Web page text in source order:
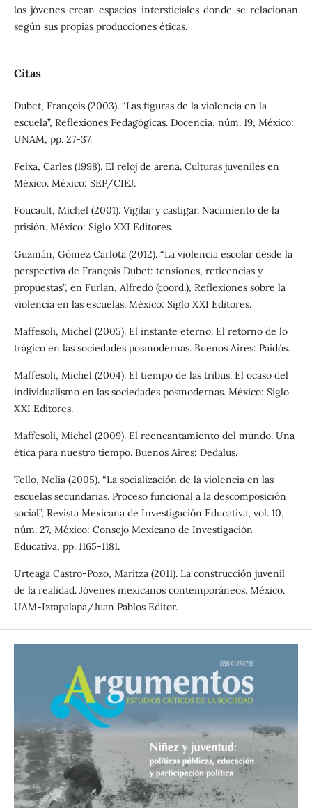
los jóvenes crean espacios intersticiales donde se relacionan
según sus propias producciones éticas.
Citas
Dubet, François (2003). “Las figuras de la violencia en la
escuela”, Reflexiones Pedagógicas. Docencia, núm. 19, México:
UNAM, pp. 27-37.
Feixa, Carles (1998). El reloj de arena. Culturas juveniles en
México. México: SEP/CIEJ.
Foucault, Michel (2001). Vigilar y castigar. Nacimiento de la
prisión. México: Siglo XXI Editores.
Guzmán, Gómez Carlota (2012). “La violencia escolar desde la
perspectiva de François Dubet: tensiones, reticencias y
propuestas”, en Furlan, Alfredo (coord.), Reflexiones sobre la
violencia en las escuelas. México: Siglo XXI Editores.
Maffesoli, Michel (2005). El instante eterno. El retorno de lo
trágico en las sociedades posmodernas. Buenos Aires: Paidós.
Maffesoli, Michel (2004). El tiempo de las tribus. El ocaso del
individualismo en las sociedades posmodernas. México: Siglo
XXI Editores.
Maffesoli, Michel (2009). El reencantamiento del mundo. Una
ética para nuestro tiempo. Buenos Aires: Dedalus.
Tello, Nelia (2005). “La socialización de la violencia en las
escuelas secundarias. Proceso funcional a la descomposición
social”, Revista Mexicana de Investigación Educativa, vol. 10,
núm. 27, México: Consejo Mexicano de Investigación
Educativa, pp. 1165-1181.
Urteaga Castro-Pozo, Maritza (2011). La construcción juvenil
de la realidad. Jóvenes mexicanos contemporáneos. México.
UAM-Iztapalapa/Juan Pablos Editor.